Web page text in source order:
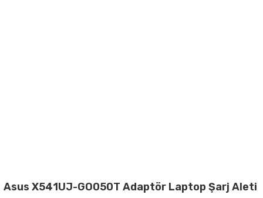
Asus X541UJ-GO050T Adaptör Laptop Şarj Aleti